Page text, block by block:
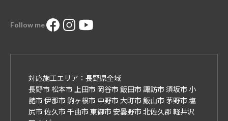
Follow me
対応施工エリア：長野県全域
長野市 松本市 上田市 岡谷市 飯田市 諏訪市 須坂市 小
諸市 伊那市 駒ヶ根市 中野市 大町市 飯山市 茅野市 塩
尻市 佐久市 千曲市 東御市 安曇野市 北佐久郡 軽井沢